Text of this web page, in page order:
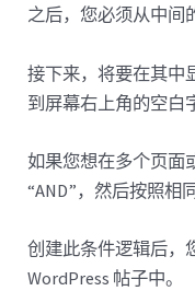
之后，您必须从中间
接下来，将要在其中
到屏幕右上角的空白
如果您想在多个页面
“AND”，然后按照相
创建此条件逻辑后，
WordPress 帖子中。